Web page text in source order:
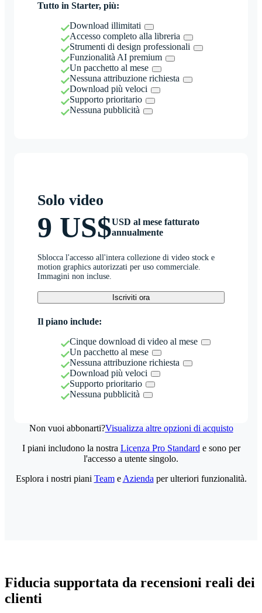
Tutto in Starter, più:
Download illimitati
Accesso completo alla libreria
Strumenti di design professionali
Funzionalità AI premium
Un pacchetto al mese
Nessuna attribuzione richiesta
Download più veloci
Supporto prioritario
Nessuna pubblicità
Solo video
9 US$USD al mese fatturato
annualmente
Sblocca l'accesso all'intera collezione di video stock e
motion graphics autorizzati per uso commerciale.
Immagini non incluse.
Iscriviti ora
Il piano include:
Cinque download di video al mese
Un pacchetto al mese
Nessuna attribuzione richiesta
Download più veloci
Supporto prioritario
Nessuna pubblicità
Non vuoi abbonarti?Visualizza altre opzioni di acquisto
I piani includono la nostra Licenza Pro Standard e sono per
l'accesso a utente singolo.
Esplora i nostri piani Teame Azienda per ulteriori funzionalità.
Fiducia supportata da recensioni reali dei
clienti